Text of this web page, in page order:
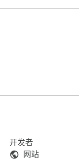
开发者
网站